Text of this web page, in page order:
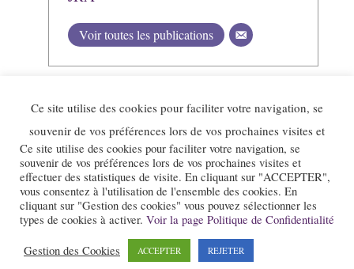
Voir toutes les publications
« Loi 1901 » « Jazz en Rhône-Alpes » qui a pour objet la promotion du
Ce site utilise des cookies pour faciliter votre navigation, se
souvenir de vos préférences lors de vos prochaines visites et
Ce site utilise des cookies pour faciliter votre navigation, se
souvenir de vos préférences lors de vos prochaines visites et
effectuer des statistiques de visite. En cliquant sur "ACCEPTER",
vous consentez à l'utilisation de l'ensemble des cookies. En
cliquant sur "Gestion des cookies" vous pouvez sélectionner les
types de cookies à activer. Voir la page Politique de Confidentialité
Gestion des Cookies ACCEPTER REJETER